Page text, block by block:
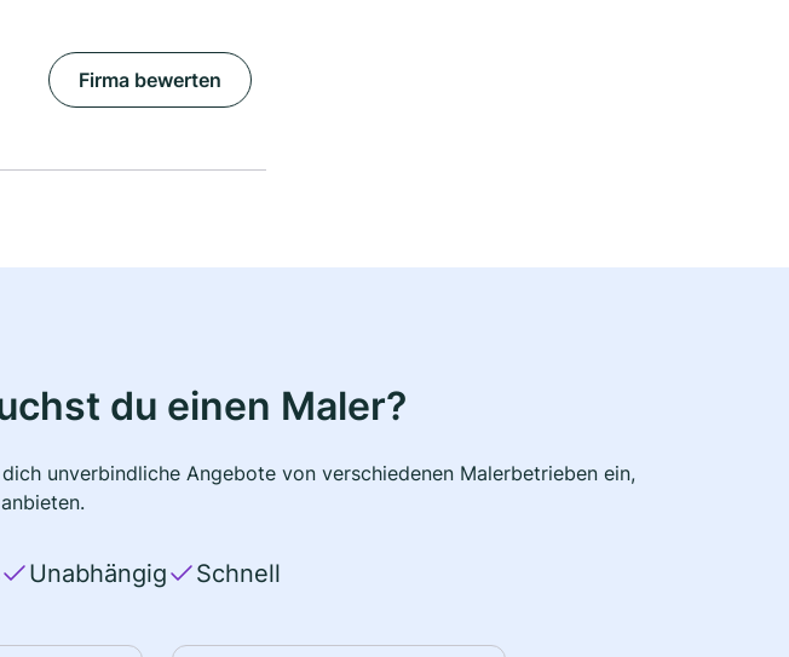
Firma bewerten
du einen Maler?
unverbindliche Angebote von verschiedenen Malerbetrieben ein,
Unabhängig Schnell